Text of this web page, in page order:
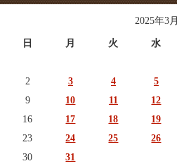
2025年3月
日 月 火 水
2
3 4 5
9
10 11 12
16
17 18 19
23
24 25 26
30
31